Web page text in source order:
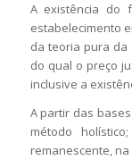
A existência do
estabelecimento
da teoria pura
do qual o preço
inclusive a
A partir das
método
remanescente,